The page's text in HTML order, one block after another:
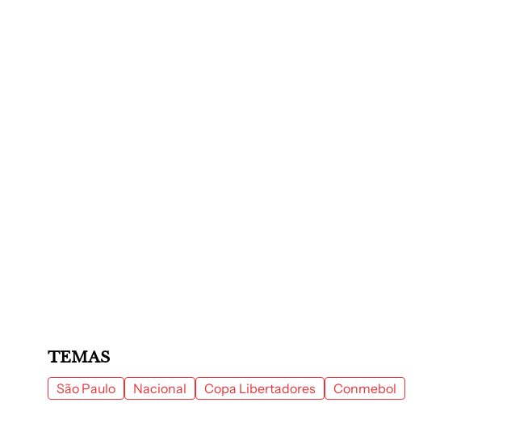
TEMAS
São Paulo Nacional Copa Libertadores Conmebol